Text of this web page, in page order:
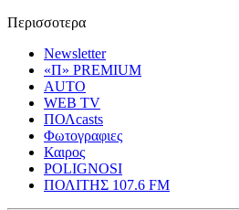
Περισσοτερα
Newsletter
«Π» PREMIUM
AUTO
WEB TV
ΠΟΛcasts
Φωτογραφιες
Καιρος
POLIGNOSI
ΠΟΛΙΤΗΣ 107.6 FM